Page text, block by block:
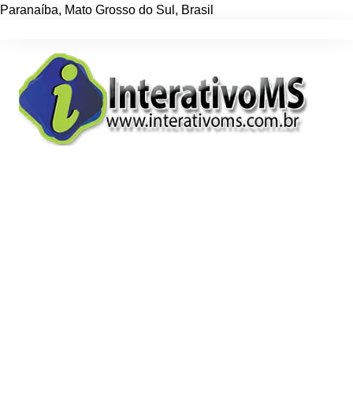
Paranaíba, Mato Grosso do Sul , Brasil
conteúdo